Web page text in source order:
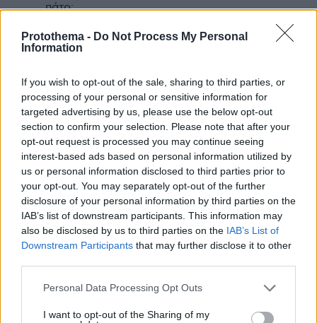
Protothema - Do Not Process My Personal
Information
If you wish to opt-out of the sale, sharing to third parties, or
processing of your personal or sensitive information for
targeted advertising by us, please use the below opt-out
section to confirm your selection. Please note that after your
opt-out request is processed you may continue seeing
interest-based ads based on personal information utilized by
us or personal information disclosed to third parties prior to
your opt-out. You may separately opt-out of the further
disclosure of your personal information by third parties on the
IAB’s list of downstream participants. This information may
also be disclosed by us to third parties on the IAB’s List of
Downstream Participants that may further disclose it to other
Please note that this website/app uses one or more Google
not limited to your visit or usage behaviour. You may click to
Personal Data Processing Opt Outs
I want to opt-out of the Sharing of my
πάτο;
08.07.2026, 23:50
υποσχεθεί άλλα 2 πέναλτι και δεν έβλεπε να έρχεται
ο διανομέας
ΑΠΑΝΤΗΣΗ
απλα
08.07.2026, 23:43
ανοησίες!
ΑΠΑΝΤΗΣΗ
08.07.2026, 23:27